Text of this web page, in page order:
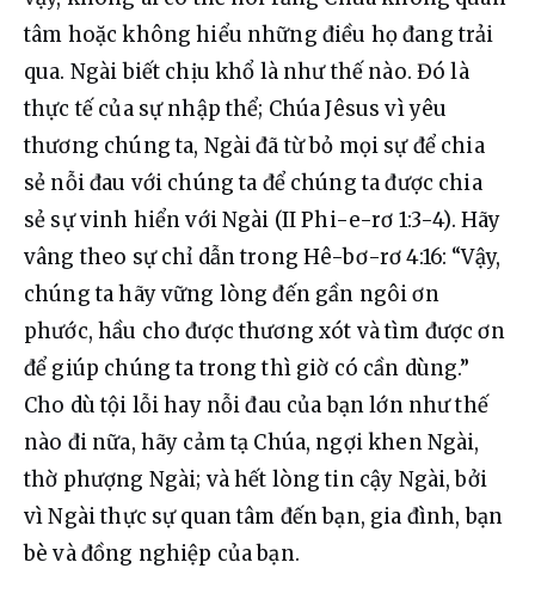
tâm hoặc không hiểu những điều họ đang trải
qua. Ngài biết chịu khổ là như thế nào. Đó là
thực tế của sự nhập thể; Chúa Jêsus vì yêu
thương chúng ta, Ngài đã từ bỏ mọi sự để chia
sẻ nỗi đau với chúng ta để chúng ta được chia
sẻ sự vinh hiển với Ngài (II Phi-e-rơ 1:3-4). Hãy
vâng theo sự chỉ dẫn trong Hê-bơ-rơ 4:16: “Vậy,
chúng ta hãy vững lòng đến gần ngôi ơn
phước, hầu cho được thương xót và tìm được ơn
để giúp chúng ta trong thì giờ có cần dùng.”
Cho dù tội lỗi hay nỗi đau của bạn lớn như thế
nào đi nữa, hãy cảm tạ Chúa, ngợi khen Ngài,
thờ phượng Ngài; và hết lòng tin cậy Ngài, bởi
vì Ngài thực sự quan tâm đến bạn, gia đình, bạn
bè và đồng nghiệp của bạn.